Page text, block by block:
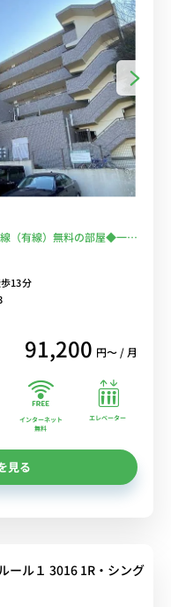
（有線）無料の部屋◆一棟
武線・京成千葉線の2路線
イオンモール幕張新都
13分
91,200 円〜 / 月
インターネット
無料
エレベーター
見る
ール１ 3016 1R・シング